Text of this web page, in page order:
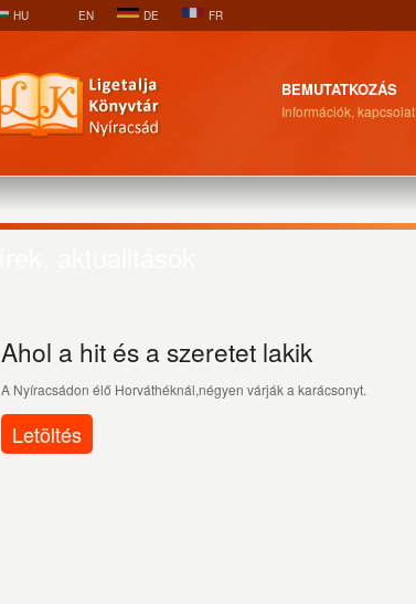
HU EN DE FR
BEMUTATKOZÁS
Információk, kapcsolat
Ahol a hit és a szeretet lakik
A Nyíracsádon élő Horváthéknál,négyen várják a karácsonyt.
Letöltés